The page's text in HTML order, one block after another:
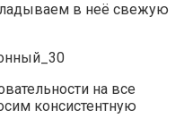
в неё свежую
на все
консистентную